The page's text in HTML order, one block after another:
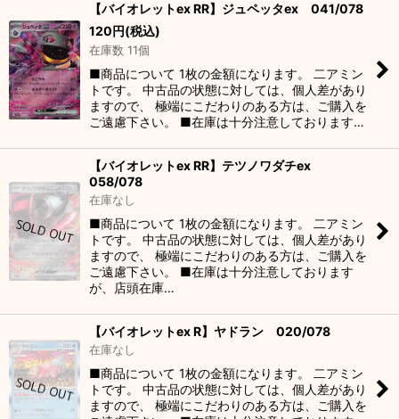
【バイオレットex RR】ジュペッタex 041/078
120円(税込)
在庫数 11個
■商品について 1枚の金額になります。 二アミン
トです。 中古品の状態に対しては、個人差があり
ますので、 極端にこだわりのある方は、ご購入を
ご遠慮下さい。 ■在庫は十分注意しております…
【バイオレットex RR】テツノワダチex
058/078
在庫なし
■商品について 1枚の金額になります。 二アミン
トです。 中古品の状態に対しては、個人差があり
ますので、 極端にこだわりのある方は、ご購入を
ご遠慮下さい。 ■在庫は十分注意しております
が、店頭在庫…
【バイオレットex R】ヤドラン 020/078
在庫なし
■商品について 1枚の金額になります。 二アミン
トです。 中古品の状態に対しては、個人差があり
ますので、 極端にこだわりのある方は、ご購入を